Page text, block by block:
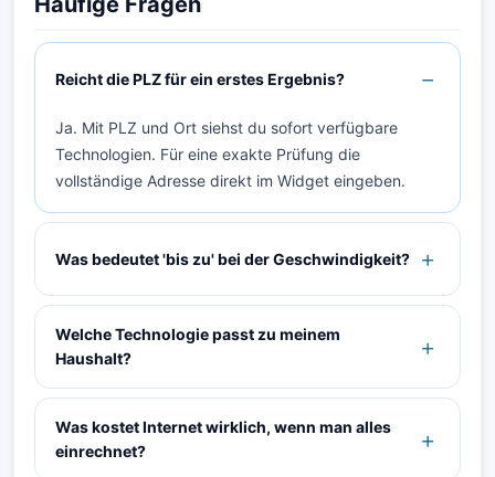
Reicht die PLZ für ein erstes Ergebnis?
Ja. Mit PLZ und Ort siehst du sofort verfügbare
Technologien. Für eine exakte Prüfung die
vollständige Adresse direkt im Widget eingeben.
Was bedeutet 'bis zu' bei der Geschwindigkeit?
Welche Technologie passt zu meinem
Haushalt?
Was kostet Internet wirklich, wenn man alles
einrechnet?